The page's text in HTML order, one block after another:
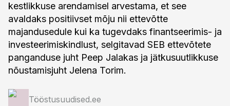
kestlikkuse arendamisel arvestama, et see
avaldaks positiivset mõju nii ettevõtte
majandusedule kui ka tugevdaks finantseerimis- ja
investeerimiskindlust, selgitavad SEB ettevõtete
panganduse juht Peep Jalakas ja jätkusuutlikkuse
nõustamisjuht Jelena Torim.
Tööstusuudised.ee